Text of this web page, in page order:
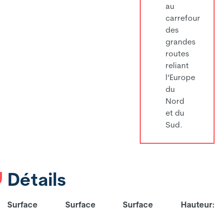
au
carrefour
des
grandes
routes
reliant
l’Europe
du
Nord
et du
Sud.
Détails
Surface
Surface
Surface
Hauteur: